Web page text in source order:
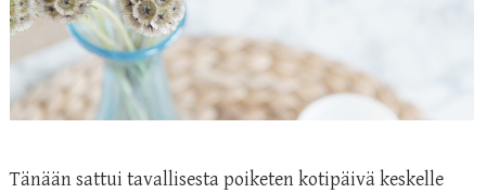
Tänään sattui tavallisesta poiketen kotipäivä keskelle